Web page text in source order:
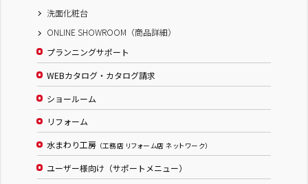
洗面化粧台
ONLINE SHOWROOM（商品詳細）
プランニングサポート
WEBカタログ・カタログ請求
ショールーム
リフォーム
水まわり工房 （工務店 リフォーム店 ネットワーク）
ユーザー様向け（サポートメニュー）